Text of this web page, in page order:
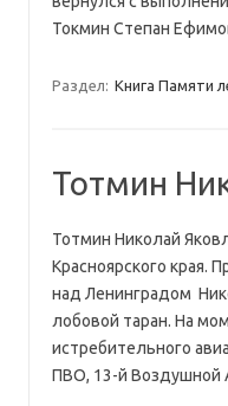
Токмин Степан
Раздел: Книга Памяти
Тотмин
Тотмин Николай
Красноярского края.
над Ленинградом
лобовой таран. На
истребительного
ПВО, 13-й